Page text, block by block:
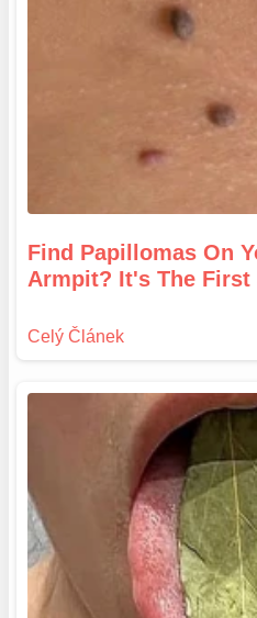
Find Papillomas On
Armpit? It's The First